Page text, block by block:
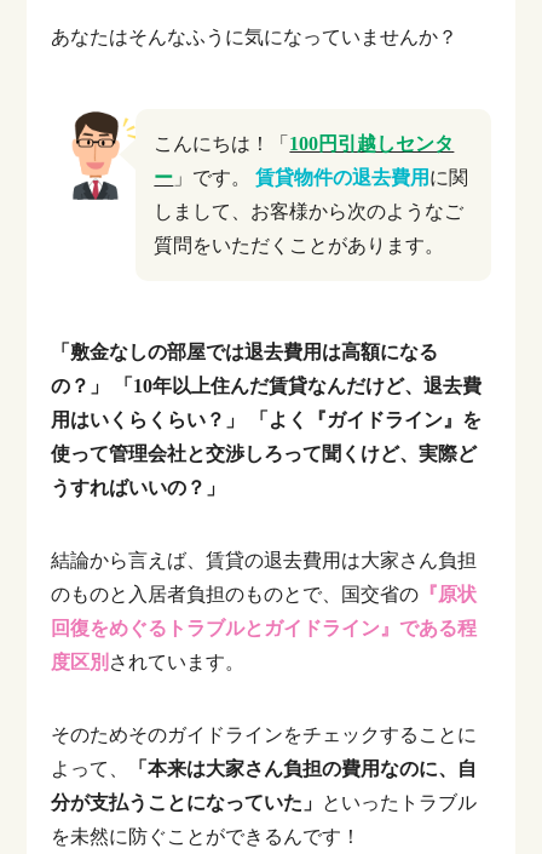
あなたはそんなふうに気になっていませんか？
こんにちは！「 100円引越しセンタ
ー 」です。 賃貸物件の退去費用 に関
しまして、お客様から次のようなご
質問をいただくことがあります。
「敷金なしの部屋では退去費用は高額になる
の？」
「10年以上住んだ賃貸なんだけど、退去費
用はいくらくらい？」
「よく『ガイドライン』を
使って管理会社と交渉しろって聞くけど、実際ど
うすればいいの？」
結論から言えば、賃貸の退去費用は大家さん負担
のものと入居者負担のものとで、国交省の 『原状
回復をめぐるトラブルとガイドライン』である程
度区別 されています。
そのためそのガイドラインをチェックすることに
よって、
「本来は大家さん負担の費用なのに、自
分が支払うことになっていた」 といったトラブル
を未然に防ぐことができるんです！